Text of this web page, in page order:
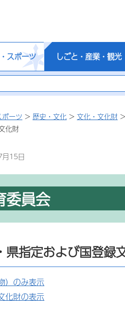
スポーツ しごと・産業・観光
ーツ > 歴史・文化 > 文化・文化財 >
化財
15日
委員会
県指定および国登録
）のみ表示
化財の表示